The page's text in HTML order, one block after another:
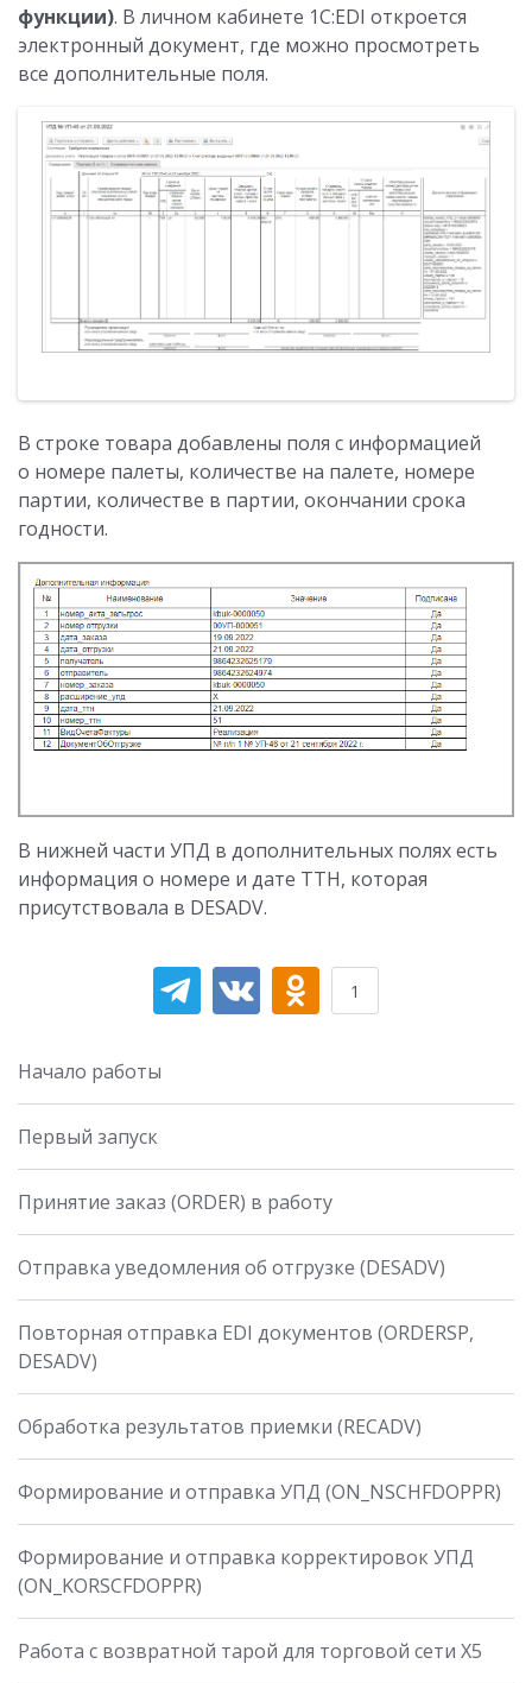
функции). В личном кабинете 1С:EDI откроется
электронный документ, где можно просмотреть
все дополнительные поля.
В строке товара добавлены поля с информацией
о номере палеты, количестве на палете, номере
партии, количестве в партии, окончании срока
годности.
В нижней части УПД в дополнительных полях есть
информация о номере и дате ТТН, которая
присутствовала в DESADV.
1
Начало работы
Первый запуск
Принятие заказ (ORDER) в работу
Отправка уведомления об отгрузке (DESADV)
Повторная отправка EDI документов (ORDERSP,
DESADV)
Обработка результатов приемки (RECADV)
Формирование и отправка УПД (ON_NSCHFDOPPR)
Формирование и отправка корректировок УПД
(ON_KORSCFDOPPR)
Работа с возвратной тарой для торговой сети X5